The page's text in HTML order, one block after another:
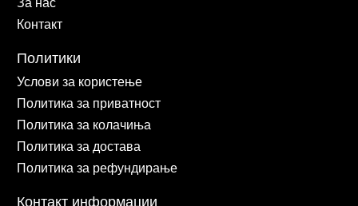
За нас
Контакт
Политики
Услови за користење
Политика за приватност
Политика за колачиња
Политика за достава
Политика за рефундирање
Контакт информации